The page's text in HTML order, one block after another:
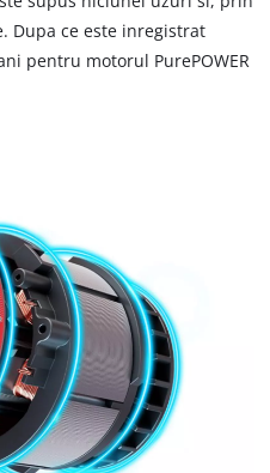
Dupa ce este inregistrat
pentru motorul PurePOWER